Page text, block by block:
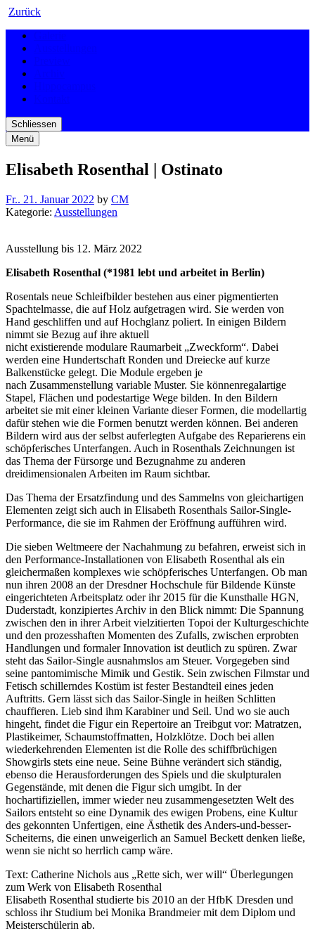
Zurück
Schliessen
Menü
Elisabeth Rosenthal | Ostinato
Fr.. 21. Januar 2022 by CM
Kategorie: Ausstellungen
Ausstellung bis 12. März 2022
Elisabeth Rosenthal (*1981 lebt und arbeitet in Berlin)
Rosentals neue Schleifbilder bestehen aus einer pigmentierten
Spachtelmasse, die auf Holz aufgetragen wird. Sie werden von
Hand geschliffen und auf Hochglanz poliert. In einigen Bildern
nimmt sie Bezug auf ihre aktuell
nicht existierende modulare Raumarbeit „Zweckform“. Dabei
werden eine Hundertschaft Ronden und Dreiecke auf kurze
Balkenstücke gelegt. Die Module ergeben je
nach Zusammenstellung variable Muster. Sie könnenregalartige
Stapel, Flächen und podestartige Wege bilden. In den Bildern
arbeitet sie mit einer kleinen Variante dieser Formen, die modellartig
dafür stehen wie die Formen benutzt werden können. Bei anderen
Bildern wird aus der selbst auferlegten Aufgabe des Reparierens ein
schöpferisches Unterfangen. Auch in Rosenthals Zeichnungen ist
das Thema der Fürsorge und Bezugnahme zu anderen
dreidimensionalen Arbeiten im Raum sichtbar.
Das Thema der Ersatzfindung und des Sammelns von gleichartigen
Elementen zeigt sich auch in Elisabeth Rosenthals Sailor-Single-
Performance, die sie im Rahmen der Eröffnung aufführen wird.
Die sieben Weltmeere der Nachahmung zu befahren, erweist sich in
den Performance-Installationen von Elisabeth Rosenthal als ein
gleichermaßen komplexes wie schöpferisches Unterfangen. Ob man
nun ihren 2008 an der Dresdner Hochschule für Bildende Künste
eingerichteten Arbeitsplatz oder ihr 2015 für die Kunsthalle HGN,
Duderstadt, konzipiertes Archiv in den Blick nimmt: Die Spannung
zwischen den in ihrer Arbeit vielzitierten Topoi der Kulturgeschichte
und den prozesshaften Momenten des Zufalls, zwischen erprobten
Handlungen und formaler Innovation ist deutlich zu spüren. Zwar
steht das Sailor-Single ausnahmslos am Steuer. Vorgegeben sind
seine pantomimische Mimik und Gestik. Sein zwischen Filmstar und
Fetisch schillerndes Kostüm ist fester Bestandteil eines jeden
Auftritts. Gern lässt sich das Sailor-Single in heißen Schlitten
chauffieren. Lieb sind ihm Karabiner und Seil. Und wo sie auch
hingeht, findet die Figur ein Repertoire an Treibgut vor: Matratzen,
Plastikeimer, Schaumstoffmatten, Holzklötze. Doch bei allen
wiederkehrenden Elementen ist die Rolle des schiffbrüchigen
Showgirls stets eine neue. Seine Bühne verändert sich ständig,
ebenso die Herausforderungen des Spiels und die skulpturalen
Gegenstände, mit denen die Figur sich umgibt. In der
hochartifiziellen, immer wieder neu zusammengesetzten Welt des
Sailors entsteht so eine Dynamik des ewigen Probens, eine Kultur
des gekonnten Unfertigen, eine Ästhetik des Anders-und-besser-
Scheiterns, die einen unweigerlich an Samuel Beckett denken ließe,
wenn sie nicht so herrlich camp wäre.
Text: Catherine Nichols aus „Rette sich, wer will“ Überlegungen
zum Werk von Elisabeth Rosenthal
Elisabeth Rosenthal studierte bis 2010 an der HfbK Dresden und
schloss ihr Studium bei Monika Brandmeier mit dem Diplom und
Meisterschülerin ab.